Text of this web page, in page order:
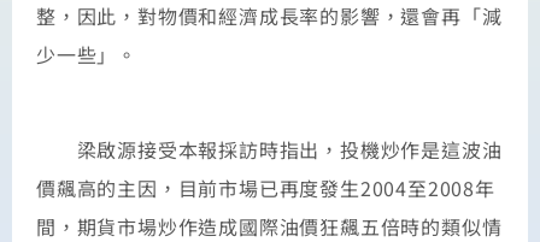
整，因此，對物價和經濟成長率的影響，還會再「減
少一些」。
梁啟源接受本報採訪時指出，投機炒作是這波油
價飆高的主因，目前市場已再度發生2004至2008年
間，期貨市場炒作造成國際油價狂飆五倍時的類似情